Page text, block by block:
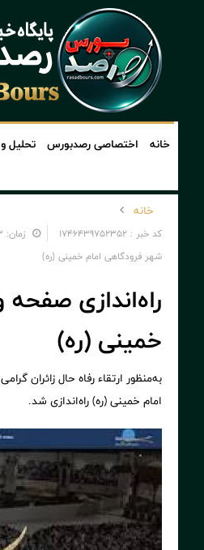
خانه اختصاصی رصدبورس تحلیل
خانه
کد خبر : 1746439752352 زمان: ۱۳:۳۶:۰۳ - تاریخ: ۱۴۰۴/۰۲/۱۵
شهر فرودگاهی امام خمینی (ره)
️راه‌اندازی
خمینی (ره)
به‌منظور ارتقاء رفاه حال زائران
امام خمینی (ره) راه‌اندازی شد.